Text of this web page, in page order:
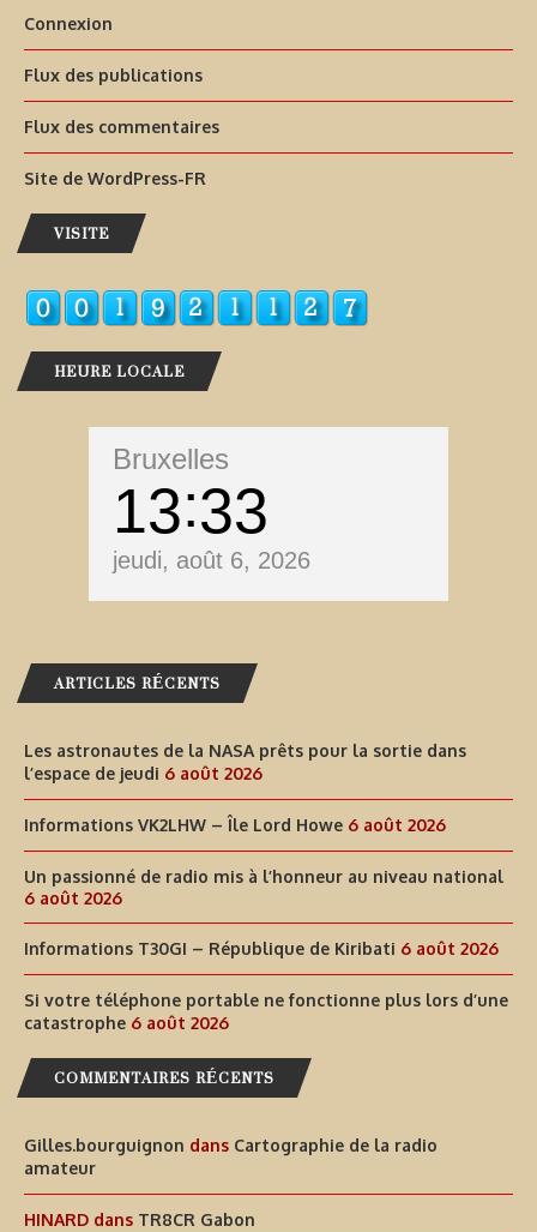
Connexion
Flux des publications
Flux des commentaires
Site de WordPress-FR
VISITE
HEURE LOCALE
Bruxelles
13 33
jeudi, août 6, 2026
ARTICLES RÉCENTS
Les astronautes de la NASA prêts pour la sortie dans
l’espace de jeudi 6 août 2026
Informations VK2LHW – Île Lord Howe 6 août 2026
Un passionné de radio mis à l’honneur au niveau national
6 août 2026
Informations T30GI – République de Kiribati 6 août 2026
Si votre téléphone portable ne fonctionne plus lors d’une
catastrophe 6 août 2026
COMMENTAIRES RÉCENTS
Gilles.bourguignon dans Cartographie de la radio
amateur
HINARD dans TR8CR Gabon